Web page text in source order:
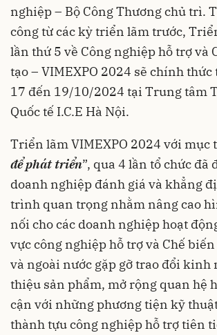
nghiệp – Bộ Công Thương chủ trì.
công từ các kỳ triển lãm trước,
lần thứ 5 về Công nghiệp hỗ trợ và
tạo – VIMEXPO 2024 sẽ chính
17 đến 19/10/2024 tại Trung tâm
Quốc tế I.C.E Hà Nội.
Triển lãm VIMEXPO 2024 với mục
để phát triển”, qua 4 lần tổ chức đã
doanh nghiệp đánh giá và khẳng
trình quan trọng nhằm nâng cao
nối cho các doanh nghiệp hoạt
vực công nghiệp hỗ trợ và Chế
và ngoài nước gặp gỡ trao đổi kinh
thiệu sản phẩm, mở rộng quan hệ
cận với những phương tiện kỹ
thành tựu công nghiệp hỗ trợ tiên